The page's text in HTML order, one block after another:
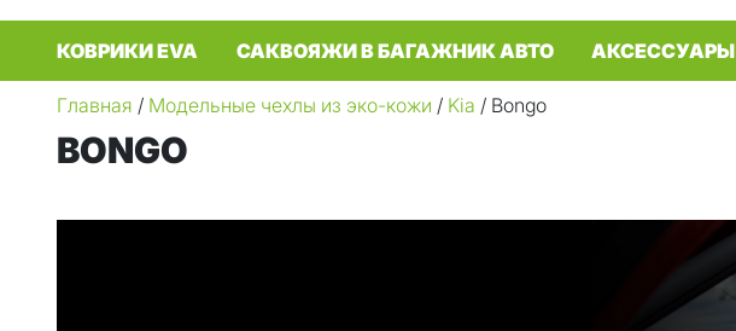
КОВРИКИ EVA САКВОЯЖИ В БАГАЖНИК АВТО АКСЕССУАРЫ
Главная / Модельные чехлы из эко-кожи / Kia / Bongo
BONGO